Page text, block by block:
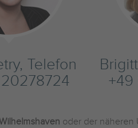
Telefon
20278724
+49
oder der näheren